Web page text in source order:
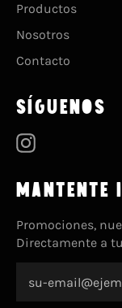
Productos
Nosotros
Contacto
SÍGUENOS
MANTENTE
Promociones,
Directamente a